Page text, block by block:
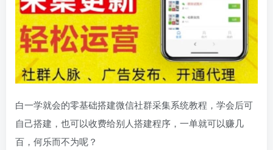
白一学就会的零基础搭建微信社群采集系统教程，学会后可
自己搭建，也可以收费给别人搭建程序，一单就可以赚几
百，何乐而不为呢？